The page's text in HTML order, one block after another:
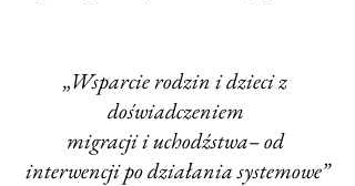
„Wsparcie rodzin i dzieci z
doświadczeniem
migracji i uchodźstwa– od
interwencji po działania systemowe”